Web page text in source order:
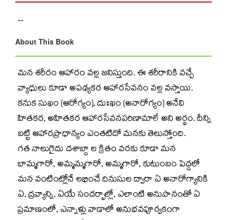
--
About This Book
మన శరీరం ఆహారం వల్ల జనిస్తుంది. ఈ శరీరానికి వచ్చే
వ్యాధులు కూడా అపథ్యకర ఆహారసేవనం వల్ల వస్తాయి.
కనుక సుఖం (ఆరోగ్యం), దుఃఖం (అనారోగ్యం) అనేవి
హితకర, అహితకర ఆహారసేవనపరిణామాలే అని అర్థం. దీన్ని
బట్టి ఆహారప్రాధాన్యం ఎంతటిదో మనకు తెలుస్తోంది.
గత నాలుగైదు దశాబ్దా ల క్రితం వరకు కూడా మన
బామ్మగారో, అమ్మమ్మగారో, అమ్మగారో, కుటుంబం పెద్దలో
మన వంటింట్లోనే లభించే దినుసుల ద్వారా ఏ అనారోగ్యానికి
ఏ, ద్రవ్యాన్ని, ఏయే సందర్భాల్లో, ఎలాంటి అనుపానంతో ఏ
ప్రమాణంలో, ఎన్నాళ్లు వాడాలో అనుభవపూర్వకంగా